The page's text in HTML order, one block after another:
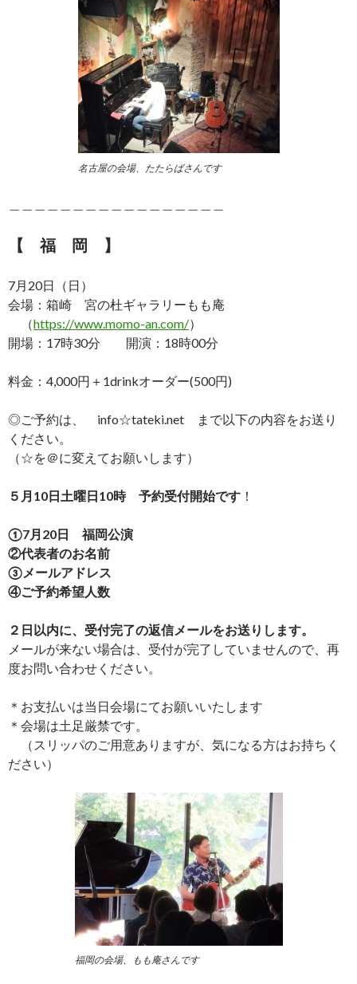
名古屋の会場、たたらばさんです
【 福 岡 】
7月20日（日）
会場：箱崎 宮の杜ギャラリーもも庵
（https://www.momo-an.com/）
開場：17時30分 開演：18時00分
料金：4,000円＋1drinkオーダー(500円)
◎ご予約は、 info☆tateki.net まで以下の内容をお送り
ください。
（☆を＠に変えてお願いします）
５月10日土曜日10時 予約受付開始です ！
①7月20日 福岡公演
②代表者のお名前
③メールアドレス
④ご予約希望人数
２日以内に、受付完了の返信メールをお送りします。
メールが来ない場合は、受付が完了していませんので、再
度お問い合わせください。
＊お支払いは当日会場にてお願いいたします
＊会場は土足厳禁です。
（スリッパのご用意ありますが、気になる方はお持ちく
ださい）
福岡の会場、もも庵さんです